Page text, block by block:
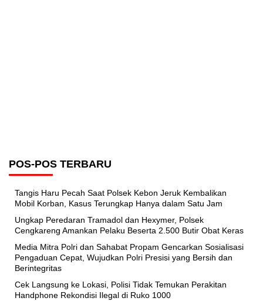
POS-POS TERBARU
Tangis Haru Pecah Saat Polsek Kebon Jeruk Kembalikan
Mobil Korban, Kasus Terungkap Hanya dalam Satu Jam
Ungkap Peredaran Tramadol dan Hexymer, Polsek
Cengkareng Amankan Pelaku Beserta 2.500 Butir Obat Keras
Media Mitra Polri dan Sahabat Propam Gencarkan Sosialisasi
Pengaduan Cepat, Wujudkan Polri Presisi yang Bersih dan
Berintegritas
Cek Langsung ke Lokasi, Polisi Tidak Temukan Perakitan
Handphone Rekondisi Ilegal di Ruko 1000